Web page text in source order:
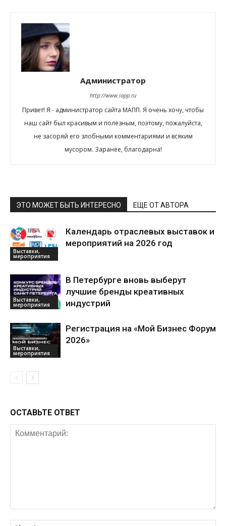
Администратор
http://www.iapp.ru
Привет! Я - администратор сайта МАПП. Я очень хочу, чтобы
наш сайт был красивым и полезным, поэтому, пожалуйста,
не засоряй его злобными комментариями и всяким
мусором. Заранее, благодарна!
ЭТО МОЖЕТ БЫТЬ ИНТЕРЕСНО ЕЩЕ ОТ АВТОРА
Выставки,
мероприятия
Календарь отраслевых выставок и
мероприятий на 2026 год
Выставки,
мероприятия
В Петербурге вновь выберут
лучшие бренды креативных
индустрий
Выставки,
мероприятия
Регистрация на «Мой Бизнес Форум
2026»
ОСТАВЬТЕ ОТВЕТ